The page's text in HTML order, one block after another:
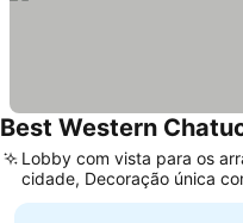
Best Western
Lobby com vista para os
cidade, Decoração única
segunda mão